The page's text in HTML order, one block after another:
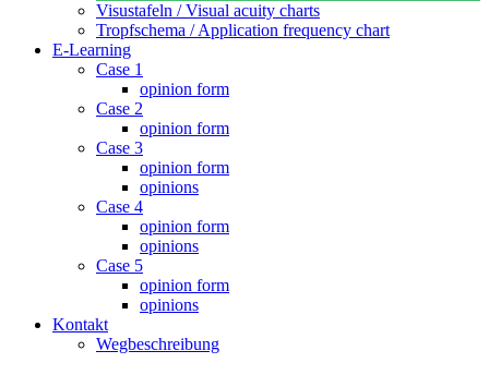
Visustafeln / Visual acuity charts
Tropfschema / Application frequency chart
E-Learning
Case 1
opinion form
Case 2
opinion form
Case 3
opinion form
opinions
Case 4
opinion form
opinions
Case 5
opinion form
opinions
Kontakt
Wegbeschreibung